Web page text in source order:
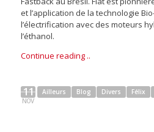
et l’application de la technologie
l’électrification avec des moteurs
l’éthanol.
Continue reading ..
11
NOV
Ailleurs Blog Divers Félix